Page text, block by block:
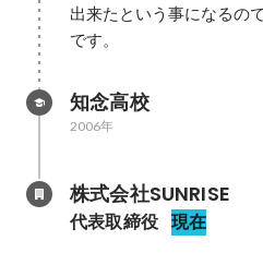
出来たという事になるの
です。
知念高校
2006年
株式会社SUNRISE
代表取締役 現在